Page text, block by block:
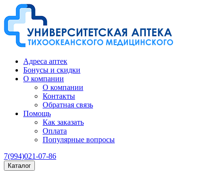
Адреса аптек
Бонусы и скидки
О компании
О компании
Контакты
Обратная связь
Помощь
Как заказать
Оплата
Популярные вопросы
7(994)021-07-86
Каталог